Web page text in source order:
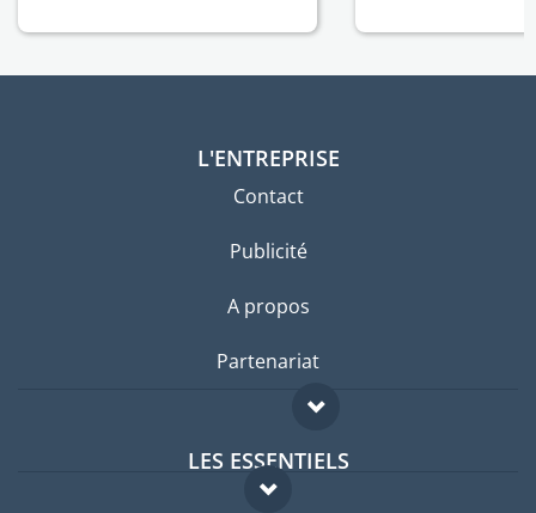
L'ENTREPRISE
Contact
Publicité
A propos
Partenariat
LES ESSENTIELS
Forum expatriés